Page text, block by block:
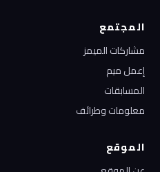
المجتمع
مشاركات الميمز
إعمل ميم
المسابقات
معلومات وطرائف
الموقع